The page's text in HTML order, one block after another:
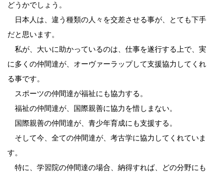
どうかでしょう。
日本人は、違う種類の人々を交差させる事が、とても下手
だと思います。
私が、大いに助かっているのは、仕事を遂行する上で、実
に多くの仲間達が、オーヴァーラップして支援協力してくれ
る事です。
スポーツの仲間達が福祉にも協力する。
福祉の仲間達が、国際親善に協力を惜しまない。
国際親善の仲間達が、青少年育成にも支援する。
そして今、全ての仲間達が、考古学に協力してくれていま
す。
特に、学習院の仲間達の場合、納得すれば、どの分野にも